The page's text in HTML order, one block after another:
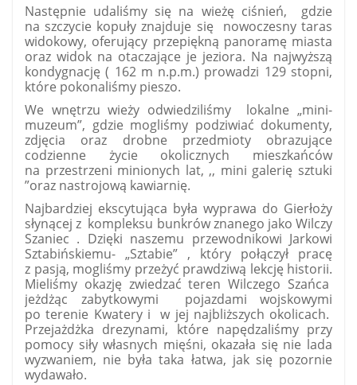
Następnie udaliśmy się na wieżę ciśnień, gdzie
na szczycie kopuły znajduje się nowoczesny taras
widokowy, oferujący przepiękną panoramę miasta
oraz widok na otaczające je jeziora. Na najwyższą
kondygnację ( 162 m n.p.m.) prowadzi 129 stopni,
które pokonaliśmy pieszo.
We wnętrzu wieży odwiedziliśmy lokalne „mini-
muzeum”, gdzie mogliśmy podziwiać dokumenty,
zdjęcia oraz drobne przedmioty obrazujące
codzienne życie okolicznych mieszkańców
na przestrzeni minionych lat, ,, mini galerię sztuki
”oraz nastrojową kawiarnię.
Najbardziej ekscytująca była wyprawa do Gierłoży
słynącej z kompleksu bunkrów znanego jako Wilczy
Szaniec . Dzięki naszemu przewodnikowi Jarkowi
Sztabińskiemu- „Sztabie” , który połączył pracę
z pasją, mogliśmy przeżyć prawdziwą lekcję historii.
Mieliśmy okazję zwiedzać teren Wilczego Szańca
jeżdżąc zabytkowymi pojazdami wojskowymi
po terenie Kwatery i w jej najbliższych okolicach.
Przejażdżka drezynami, które napędzaliśmy przy
pomocy siły własnych mięśni, okazała się nie lada
wyzwaniem, nie była taka łatwa, jak się pozornie
wydawało.